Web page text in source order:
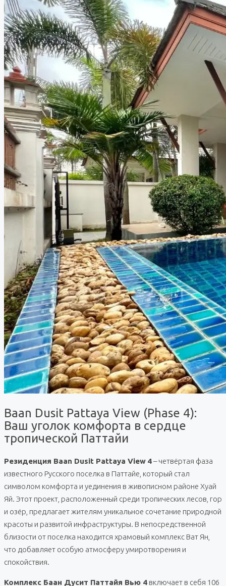
Baan Dusit Pattaya View (Phase 4):
Ваш уголок комфорта в сердце
тропической Паттайи
Резиденция Baan Dusit Pattaya View 4– четвёртая фаза
известного Русского поселка в Паттайе, который стал
символом комфорта и уединения в живописном районе Хуай
Яй. Этот проект, расположенный среди тропических лесов, гор
и озёр, предлагает жителям уникальное сочетание природной
красоты и развитой инфраструктуры. В непосредственной
близости от поселка находится храмовый комплекс Ват Ян,
что добавляет особую атмосферу умиротворения и
спокойствия.
Комплекс Баан Дусит Паттайя Вью 4 включает в себя 106